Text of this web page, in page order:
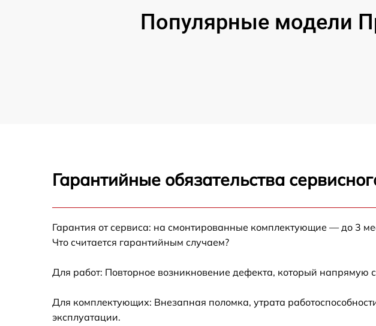
Популярные модели
Гарантийные обязательства
Гарантия от сервиса: на смонтированные комплектующие — до 3
Что считается гарантийным случаем?
Для работ: Повторное возникновение дефекта, который напрямую
Для комплектующих: Внезапная поломка, утрата
эксплуатации.